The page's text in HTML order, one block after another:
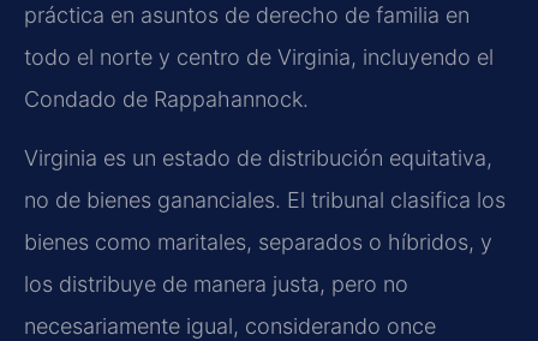
práctica en asuntos de derecho de familia en
todo el norte y centro de Virginia, incluyendo el
Condado de Rappahannock.
Virginia es un estado de distribución equitativa,
no de bienes gananciales. El tribunal clasifica los
bienes como maritales, separados o híbridos, y
los distribuye de manera justa, pero no
necesariamente igual, considerando once